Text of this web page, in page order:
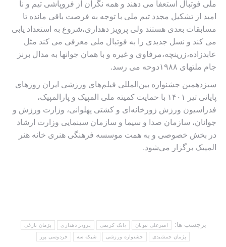
ملی فوتبال استعفا می دهند و همه نگران از فروپاشی تیم و نا
امید از تشکیل مجدد تیم ملی با توجه به فرصت باقی مانده تا
مسابقات بعدی هستند ولی پرویز دهداری،شروع به استعداد یابی
می کند و نسل جدیدی را به فوتبال ملی معرفی می کند مثل
عابدزاده،زرینچه،مرفاوی و غیره و با همان جوانها به مدال برنز
جام ملتهای ۱۹۸۸دوحه می رسد.
سیزدهمین جشنواره بین‌المللی فیلم‌های ورزشی ایران روزهای
پایانی تیر ۱۴۰۱ با حمایت کمیته ملی المپیک و پارالمپیک،
فدراسیون ورزش زورخانه‌ای و کشتی پهلوانی، وزارت ورزش و
جوانان، سازمان صدا و سیما و سازمان سینمایی وزارت ارشاد
در بخش خصوصی و به همت موسسه فرهنگی هنری خانه هنر
المپیک برگزار می‌شود.
برچسب ها: امیرعلی نبویان بابک کریمی پرویز دهداری پژمان بازغی
پژمان جمشیدی جشنواره ورزشی شبکه سه فردوسی پور